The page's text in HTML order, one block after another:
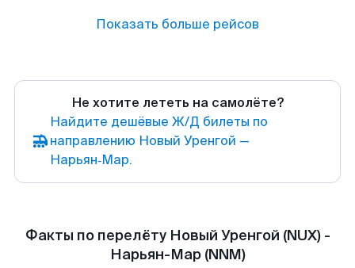
Показать больше рейсов
Не хотите лететь на самолёте?
Найдите дешёвые Ж/Д билеты по
направлению Новый Уренгой —
Нарьян‑Мар.
Факты по перелёту Новый Уренгой (NUX) -
Нарьян-Мар (NNM)